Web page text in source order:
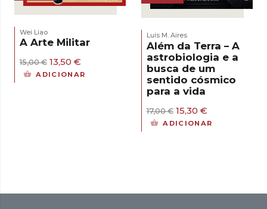
Wei Liao
A Arte Militar
15,00€ O
preço
13,50 €
preço
ADICIONAR
Luís M. Aires
Além da Terra – A
astrobiologia e a
busca de um
sentido cósmico
para a vida
17,00€ O
preço
15,30 €O
preço
ADICIONAR